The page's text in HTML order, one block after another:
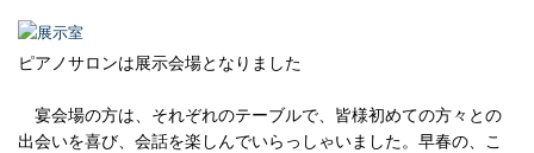
ピアノサロンは展示会場となりました
宴会場の方は、それぞれのテーブルで、皆様初めての方々との
出会いを喜び、会話を楽しんでいらっしゃいました。早春の、こ